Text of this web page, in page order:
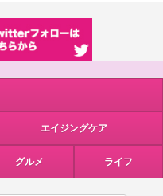
エイジングケア
グルメ ライフ